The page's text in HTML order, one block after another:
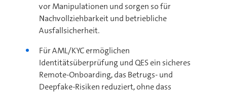
vor Manipulationen und sorgen so für
Nachvollziehbarkeit und betriebliche
Ausfallsicherheit.
Für AML/KYC ermöglichen
Identitätsüberprüfung und QES ein sicheres
Remote-Onboarding, das Betrugs- und
Deepfake-Risiken reduziert, ohne dass